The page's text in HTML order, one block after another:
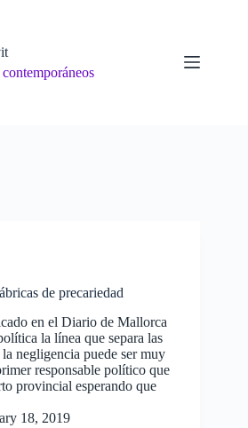
de precariedad
en el Diario de Mallorca
la línea que separa las
negligencia puede ser muy
responsable político que
provincial esperando que
18, 2019